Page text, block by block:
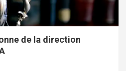
de la direction